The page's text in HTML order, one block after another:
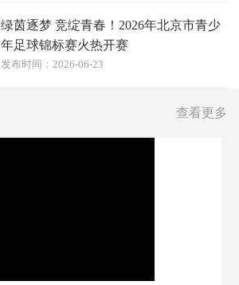
绿茵逐梦 竞绽青春！2026年北京市青少
年足球锦标赛火热开赛
发布时间：2026-06-23
查看更多